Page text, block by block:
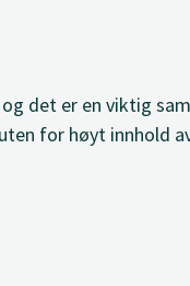
det er en viktig
for høyt innhold